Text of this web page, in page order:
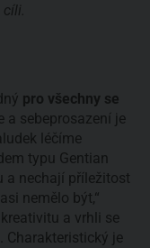
pro všechny se
a sebeprosazení je
léčíme
typu Gentian
a nechají příležitost
nemělo být,“
a vrhli se
Charakteristický je